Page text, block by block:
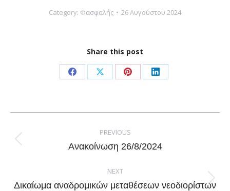
Category: Φασφαλής 26 Αυγούστου 2024
Share this post
Share
Facebook
Share
X
Share
Pinterest
Share
LinkedIn
navigation
PREVIOUS
Previous
Ανακοίνωση 26/8/2024
NEXT
Next
Δικαίωμα αναδρομικών μεταθέσεων νεοδιορίστων